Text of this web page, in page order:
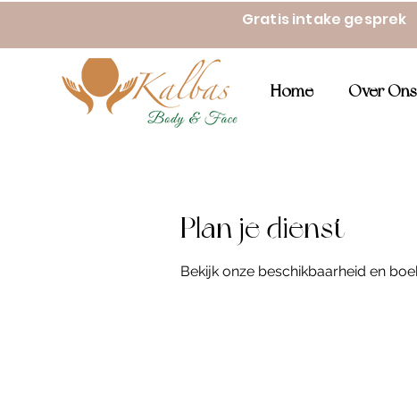
Gratis intake gesprek
Home Over Ons
Plan je dienst
Bekijk onze beschikbaarheid en